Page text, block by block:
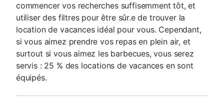
commencer vos recherches suffisemment tôt, et
utiliser des filtres pour être sûr.e de trouver la
location de vacances idéal pour vous. Cependant,
si vous aimez prendre vos repas en plein air, et
surtout si vous aimez les barbecues, vous serez
servis : 25 % des locations de vacances en sont
équipés.